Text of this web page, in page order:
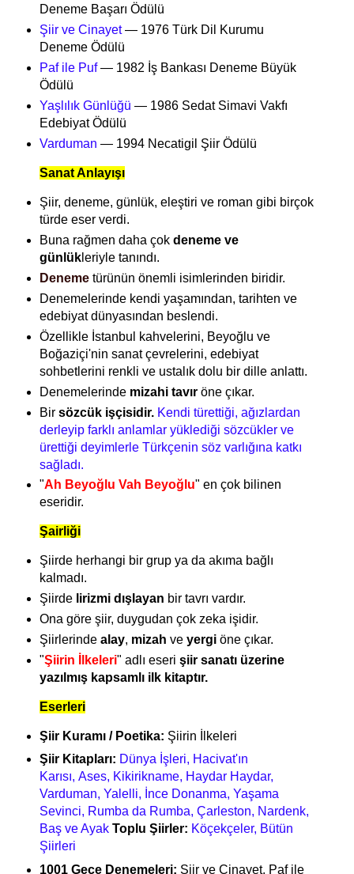
Deneme Başarı Ödülü
Şiir ve Cinayet— 1976 Türk Dil Kurumu
Deneme Ödülü
Paf ile Puf— 1982 İş Bankası Deneme Büyük
Ödülü
Yaşlılık Günlüğü — 1986 Sedat Simavi Vakfı
Edebiyat Ödülü
Varduman — 1994 Necatigil Şiir Ödülü
Sanat Anlayışı
Şiir, deneme, günlük, eleştiri ve roman gibi birçok
türde eser verdi.
Buna rağmen daha çok deneme ve
günlükleriyle tanındı.
Denemetürünün önemli isimlerinden biridir.
Denemelerinde kendi yaşamından, tarihten ve
edebiyat dünyasından beslendi.
Özellikle İstanbul kahvelerini, Beyoğlu ve
Boğaziçi'nin sanat çevrelerini, edebiyat
sohbetlerini renkli ve ustalık dolu bir dille anlattı.
Denemelerinde mizahi tavıröne çıkar.
Bir sözcük işçisidir. Kendi türettiği, ağızlardan
derleyip farklı anlamlar yüklediği sözcükler ve
ürettiği deyimlerle Türkçenin söz varlığına katkı
sağladı.
"Ah Beyoğlu Vah Beyoğlu" en çok bilinen
eseridir.
Şairliği
Şiirde herhangi bir grup ya da akıma bağlı
kalmadı.
Şiirde lirizmi dışlayan bir tavrı vardır.
Ona göre şiir, duygudan çok zeka işidir.
Şiirlerinde alay, mizah ve yergiöne çıkar.
"Şiirin İlkeleri" adlı eseri şiir sanatı üzerine
yazılmış kapsamlı ilk kitaptır.
Eserleri
Şiir Kuramı / Poetika: Şiirin İlkeleri
Şiir Kitapları: Dünya İşleri, Hacivat'ın
Karısı, Ases, Kikirikname, Haydar Haydar,
Varduman, Yalelli, İnce Donanma, Yaşama
Sevinci, Rumba da Rumba, Çarleston, Nardenk,
Baş ve Ayak Toplu Şiirler: Köçekçeler, Bütün
Şiirleri
1001 Gece Denemeleri: Şiir ve Cinayet, Paf ile